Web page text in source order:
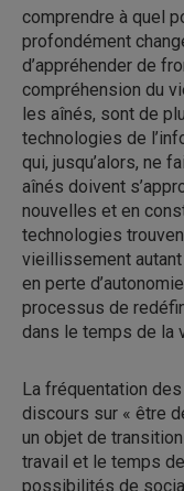
comprendre à quel
profondément
d’appréhender de
compréhension du
les aînés, sont de
technologies de
qui, jusqu’alors, ne
aînés doivent
nouvelles et en
technologies
vieillissement
en perte
processus de
dans le temps de la
La fréquentation des
discours sur « être
un objet de
travail et le temps
possibilités de